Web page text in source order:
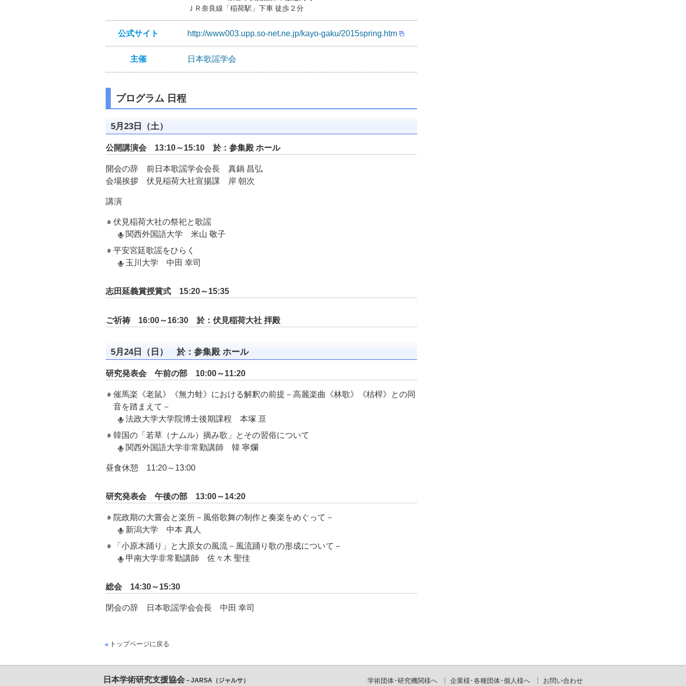
ＪＲ奈良線「稲荷駅」下車 徒歩２分
公式サイト http://www003.upp.so-net.ne.jp/kayo-gaku/2015spring.htm
主催 日本歌謡学会
プログラム 日程
5月23日（土）
公開講演会 13:10～15:10 於：参集殿 ホール
開会の辞 前日本歌謡学会会長 真鍋 昌弘
会場挨拶 伏見稲荷大社宣揚課 岸 朝次
講演
伏見稲荷大社の祭祀と歌謡
関西外国語大学 米山 敬子
平安宮廷歌謡をひらく
玉川大学 中田 幸司
志田延義賞授賞式 15:20～15:35
ご祈祷 16:00～16:30 於：伏見稲荷大社 拝殿
5月24日（日） 於：参集殿 ホール
研究発表会 午前の部 10:00～11:20
催馬楽《老鼠》《無力蛙》における解釈の前提－高麗楽曲《林歌》《桔桿》との同
音を踏まえて－
法政大学大学院博士後期課程 本塚 亘
韓国の「若草（ナムル）摘み歌」とその習俗について
関西外国語大学非常勤講師 韓 寧爛
昼食休憩 11:20～13:00
研究発表会 午後の部 13:00～14:20
院政期の大嘗会と楽所－風俗歌舞の制作と奏楽をめぐって－
新潟大学 中本 真人
「小原木踊り」と大原女の風流－風流踊り歌の形成について－
甲南大学非常勤講師 佐々木 聖佳
総会 14:30～15:30
閉会の辞 日本歌謡学会会長 中田 幸司
トップページに戻る
日本学術研究支援協会 －JARSA（ジャルサ） 学術団体･研究機関様へ 企業様･各種団体･個人様へ お問い合わせ